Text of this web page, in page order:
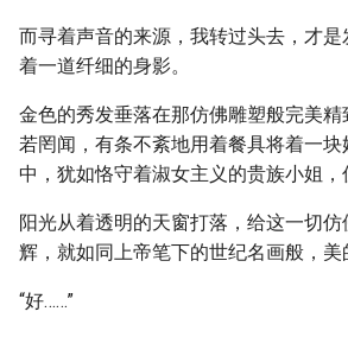
而寻着声音的来源，我转过头去，才
着一道纤细的身影。
金色的秀发垂落在那仿佛雕塑般完美
若罔闻，有条不紊地用着餐具将着一
中，犹如恪守着淑女主义的贵族小姐，
阳光从着透明的天窗打落，给这一切
辉，就如同上帝笔下的世纪名画般，美
“好……”